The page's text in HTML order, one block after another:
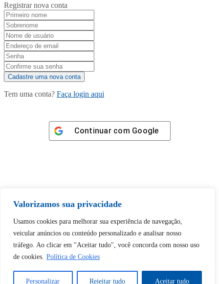
Valorizamos sua privacidade
Usamos cookies para melhorar sua experiência de navegação,
veicular anúncios ou conteúdo personalizado e analisar nosso
tráfego. Ao clicar em "Aceitar tudo", você concorda com nosso uso
de cookies. Política de Cookies
Personalizar Rejeitar tudo Aceitar tudo
Registrar nova conta
Tem uma conta? Faça login aqui
Continuar com Google
Tem certeza de que deseja
desbloquear esta publicação?
Desbloquear esquerda : 0